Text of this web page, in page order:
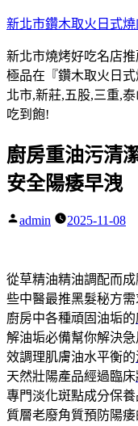
跳
主
要
內
容
新北市鑽木取火日式
新北市燒烤好吃名店
極品在『鑽木取火日
北市,新莊,五股,三重,
吃到飽!
廚房重油污清
安全陽痿早洩
作
admin 2025-11-08
從草精油精油調配而成
些中醫最推黑髮秘方需
廚房中各種頑固油垢的
解油垢必備幫你解決
效調理肌膚油水平衡的
天然壯陽產品經過臨床
專門淡化斑點成分保養
質層老廢角質預防陽